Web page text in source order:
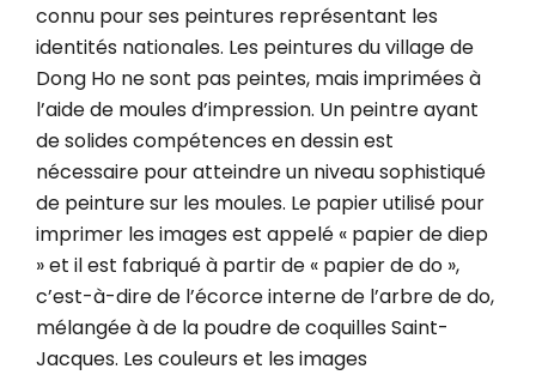
connu pour ses peintures représentant les
identités nationales. Les peintures du village de
Dong Ho ne sont pas peintes, mais imprimées à
l’aide de moules d’impression. Un peintre ayant
de solides compétences en dessin est
nécessaire pour atteindre un niveau sophistiqué
de peinture sur les moules. Le papier utilisé pour
imprimer les images est appelé « papier de diep
» et il est fabriqué à partir de « papier de do »,
c’est-à-dire de l’écorce interne de l’arbre de do,
mélangée à de la poudre de coquilles Saint-
Jacques. Les couleurs et les images